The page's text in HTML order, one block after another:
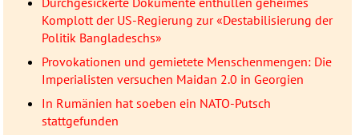
Komplott der US-Regierung zur «Destabilisierung der
Politik Bangladeschs»
Provokationen und gemietete Menschenmengen: Die
Imperialisten versuchen Maidan 2.0 in Georgien
In Rumänien hat soeben ein NATO-Putsch
stattgefunden